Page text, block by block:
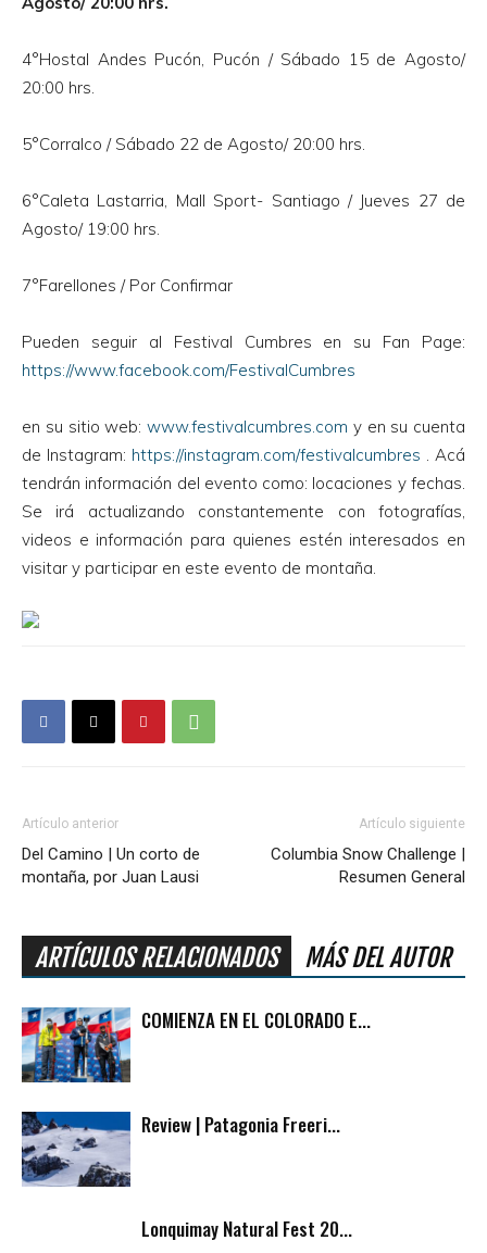
4°Hostal Andes Pucón, Pucón / Sábado 15 de Agosto/
20:00 hrs.
5°Corralco / Sábado 22 de Agosto/ 20:00 hrs.
6°Caleta Lastarria, Mall Sport- Santiago / Jueves 27 de
Agosto/ 19:00 hrs.
7°Farellones / Por Confirmar
Pueden seguir al Festival Cumbres en su Fan Page:
https://www.facebook.com/FestivalCumbres
en su sitio web: www.festivalcumbres.com y en su cuenta
de Instagram: https://instagram.com/festivalcumbres . Acá
tendrán información del evento como: locaciones y fechas.
Se irá actualizando constantemente con fotografías,
videos e información para quienes estén interesados en
visitar y participar en este evento de montaña.
Artículo anterior
Del Camino | Un corto de
montaña, por Juan Lausi
Artículo siguiente
Columbia Snow Challenge |
Resumen General
ARTÍCULOS RELACIONADOS MÁS DEL AUTOR
COMIENZA EN EL COLORADO E...
Review | Patagonia Freeri...
Lonquimay Natural Fest 20...